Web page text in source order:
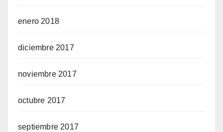
enero 2018
diciembre 2017
noviembre 2017
octubre 2017
septiembre 2017